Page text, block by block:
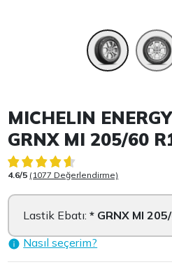
Item 1 of 3
MICHELIN
GRNX MI 205/60
4.6/5 (1077 Değerlendirme)
Lastik Ebatı:* GRNX MI
Nasıl seçerim?